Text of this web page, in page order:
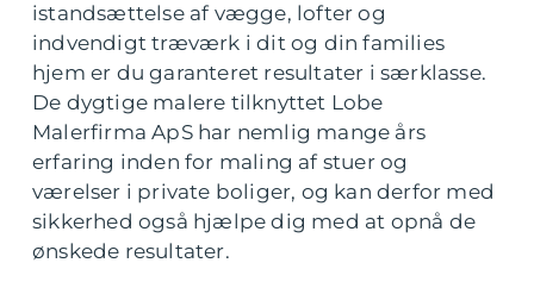
istandsættelse af vægge, lofter og
indvendigt træværk i dit og din families
hjem er du garanteret resultater i særklasse.
De dygtige malere tilknyttet Lobe
Malerfirma ApS har nemlig mange års
erfaring inden for maling af stuer og
værelser i private boliger, og kan derfor med
sikkerhed også hjælpe dig med at opnå de
ønskede resultater.